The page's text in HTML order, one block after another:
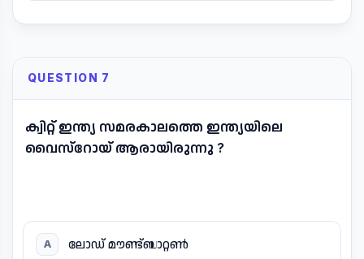
QUESTION 7
ക്വിറ്റ് ഇന്ത്യ സമരകാലത്തെ ഇന്ത്യയിലെ
വൈസ്റോയ് ആരായിരുന്നു ?
A ലോഡ് മൗണ്ട്ബാറ്റൺ